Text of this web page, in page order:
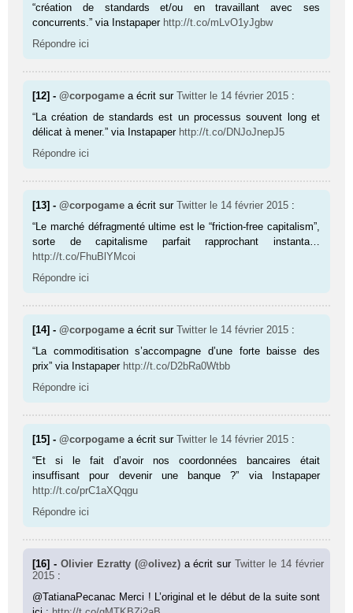
“création de standards et/ou en travaillant avec ses
concurrents.” via Instapaper http://t.co/mLvO1yJgbw
Répondre ici
[12] -@corpogame a écrit surTwitter le 14 février 2015 :
“La création de standards est un processus souvent long et
délicat à mener.” via Instapaper http://t.co/DNJoJnepJ5
Répondre ici
[13] -@corpogame a écrit surTwitter le 14 février 2015 :
“Le marché défragmenté ultime est le “friction-free capitalism”,
sorte de capitalisme parfait rapprochant instanta…
http://t.co/FhuBlYMcoi
Répondre ici
[14] -@corpogame a écrit surTwitter le 14 février 2015 :
“La commoditisation s’accompagne d’une forte baisse des
prix” via Instapaper http://t.co/D2bRa0Wtbb
Répondre ici
[15] -@corpogame a écrit surTwitter le 14 février 2015 :
“Et si le fait d’avoir nos coordonnées bancaires était
insuffisant pour devenir une banque ?” via Instapaper
http://t.co/prC1aXQqgu
Répondre ici
[16] - Olivier Ezratty (@olivez) a écrit surTwitter le 14 février
2015 :
@TatianaPecanac Merci ! L’original et le début de la suite sont